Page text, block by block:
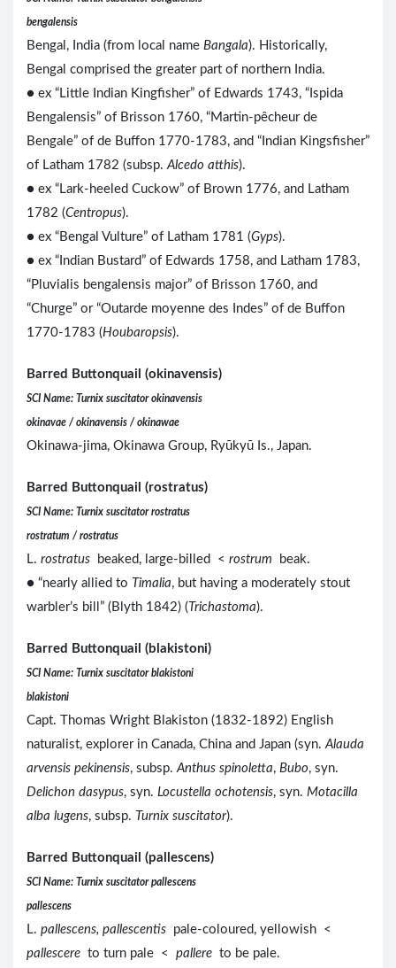
bengalensis
Bengal, India (from local name Bangala). Historically,
Bengal comprised the greater part of northern India.
● ex “Little Indian Kingfisher” of Edwards 1743, “Ispida
Bengalensis” of Brisson 1760, “Martin-pêcheur de
Bengale” of de Buffon 1770-1783, and “Indian Kingsfisher”
of Latham 1782 (subsp.Alcedo atthis).
● ex “Lark-heeled Cuckow” of Brown 1776, and Latham
1782 (Centropus).
● ex “Bengal Vulture” of Latham 1781 (Gyps).
● ex “Indian Bustard” of Edwards 1758, and Latham 1783,
“Pluvialis bengalensis major” of Brisson 1760, and
“Churge” or “Outarde moyenne des Indes” of de Buffon
1770-1783 (Houbaropsis).
Barred Buttonquail (okinavensis)
SCI Name: Turnix suscitator okinavensis
okinavae / okinavensis / okinawae
Okinawa-jima, Okinawa Group, Ryūkyū Is., Japan.
Barred Buttonquail (rostratus)
SCI Name: Turnix suscitator rostratus
rostratum / rostratus
L. rostratus beaked, large-billed < rostrum
beak.
● “nearly allied to Timalia, but having a moderately stout
warbler’s bill” (Blyth 1842) ( Trichastoma).
Barred Buttonquail (blakistoni)
SCI Name: Turnix suscitator blakistoni
blakistoni
Capt. Thomas Wright Blakiston (1832-1892) English
naturalist, explorer in Canada, China and Japan (syn.Alauda
arvensis pekinensis, subsp.Anthus spinoletta, Bubo, syn.
Delichon dasypus, syn. Locustella ochotensis, syn. Motacilla
alba lugens, subsp. Turnix suscitator).
Barred Buttonquail (pallescens)
SCI Name: Turnix suscitator pallescens
pallescens
L. pallescens, pallescentis pale-coloured, yellowish <
pallescere to turn pale < pallere to be pale.